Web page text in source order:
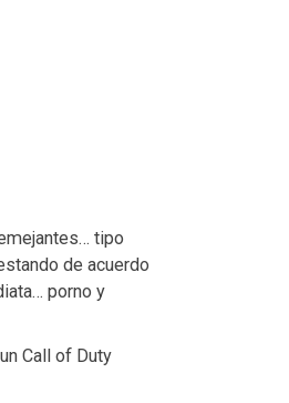
tipo
de acuerdo
porno y
Call of Duty